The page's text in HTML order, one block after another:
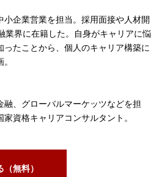
企業営業を担当。採用面接や人材開
業界に在籍した。自身がキャリアに悩
たことから、個人のキャリア構築に
、グローバルマーケッツなどを担
資格キャリアコンサルタント。
無料）